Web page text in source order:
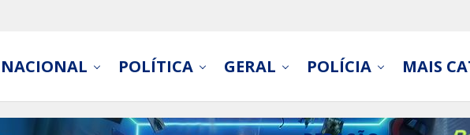
NACIONAL POLÍTICA GERAL POLÍCIA MAIS